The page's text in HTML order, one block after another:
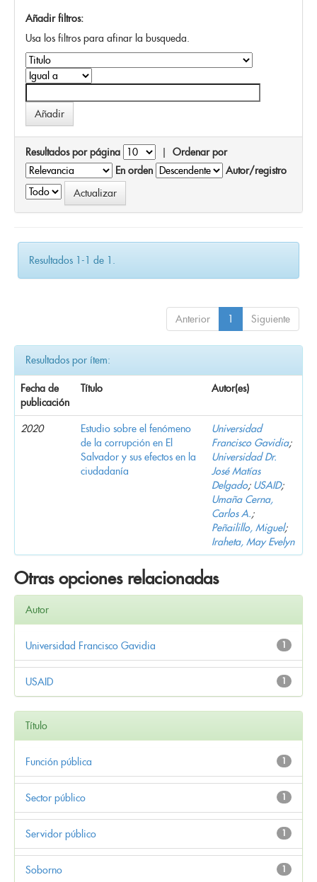
Añadir filtros:
Usa los filtros para afinar la busqueda.
Resultados por página | Ordenar por
En orden
Autor/registro
Resultados 1-1 de 1.
Anterior 1 Siguiente
Resultados por ítem:
Fecha de
publicación
Título Autor(es)
2020
Estudio sobre el fenómeno
de la corrupción en El
Salvador y sus efectos en la
ciudadanía
Universidad
Francisco Gavidia;
Universidad Dr.
José Matías
Delgado; USAID;
Umaña Cerna,
Carlos A.;
Peñailillo, Miguel;
Iraheta, May Evelyn
Otras opciones relacionadas
Autor
1
Universidad Francisco Gavidia
1
USAID
Título
1
Función pública
1
Sector público
1
Servidor público
1
Soborno